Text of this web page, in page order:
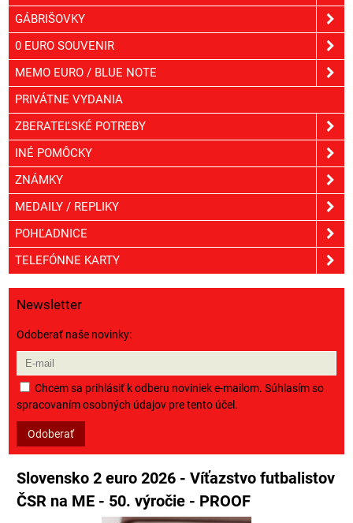
GÁBRIŠOVKY
0 EURO SOUVENIR
MEMO EURO / BLUE NOTE
PRIVÁTNE VYDANIA
ZBERATEĽSKÉ POTREBY
INÉ POMÔCKY
ZNÁMKY
MEDAILY / REPLIKY
POHĽADNICE
TELEFÓNNE KARTY
Newsletter
Odoberať naše novinky:
Chcem sa prihlásiť k odberu noviniek e-mailom. Súhlasím so
spracovaním osobných údajov pre tento účel.
Odoberať
Slovensko 2 euro 2026 - Víťazstvo futbalistov
ČSR na ME - 50. výročie - PROOF